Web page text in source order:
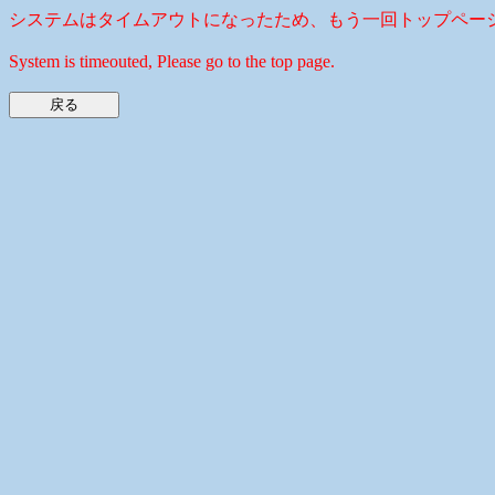
システムはタイムアウトになったため、もう一回トップペー
System is timeouted, Please go to the top page.